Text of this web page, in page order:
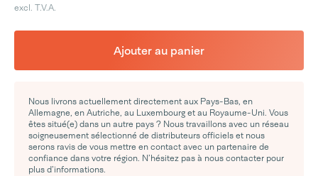
excl. T.V.A.
Ajouter au panier
Nous livrons actuellement directement aux Pays-Bas, en
Allemagne, en Autriche, au Luxembourg et au Royaume-Uni. Vous
êtes situé(e) dans un autre pays ? Nous travaillons avec un réseau
soigneusement sélectionné de distributeurs officiels et nous
serons ravis de vous mettre en contact avec un partenaire de
confiance dans votre région. N’hésitez pas à nous contacter pour
plus d’informations.